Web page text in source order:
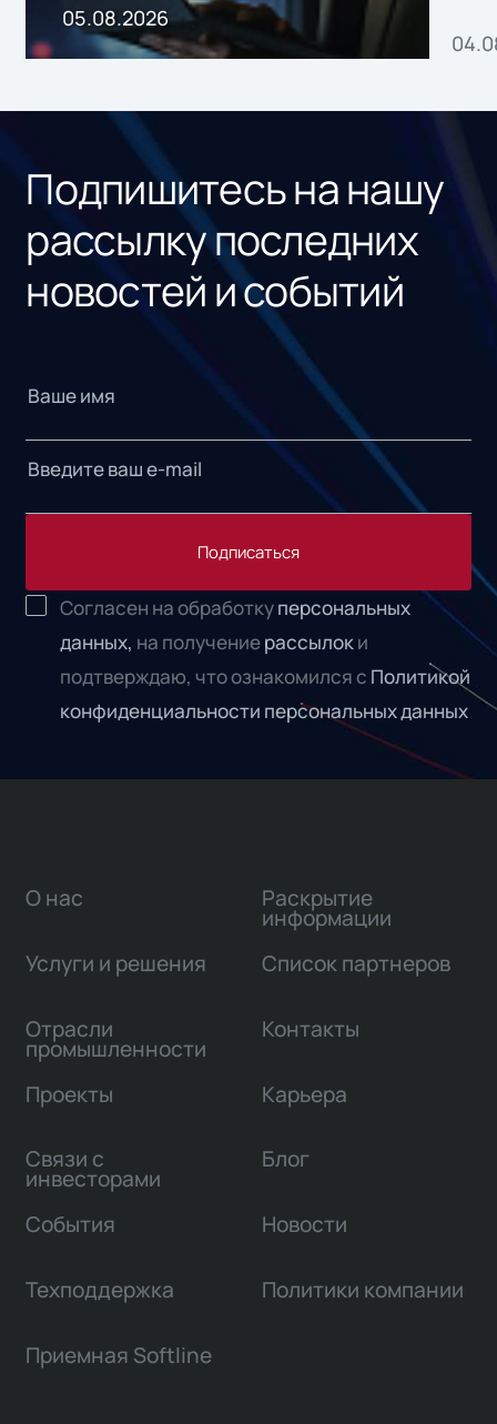
05.08.2026
Подпишитесь на нашу
рассылку последних
новостей и событий
Подписаться
Согласен на обработкуперсональных
данных, на получениерассылоки
подтверждаю, что ознакомился с Политикой
конфиденциальности персональных данных
О нас
Услуги и решения
Отрасли
промышленности
Проекты
Связи с
инвесторами
Раскрытие
информации
Список партнеров
Контакты
Карьера
Блог
События Новости
Техподдержка Политики компании
Приемная Softline